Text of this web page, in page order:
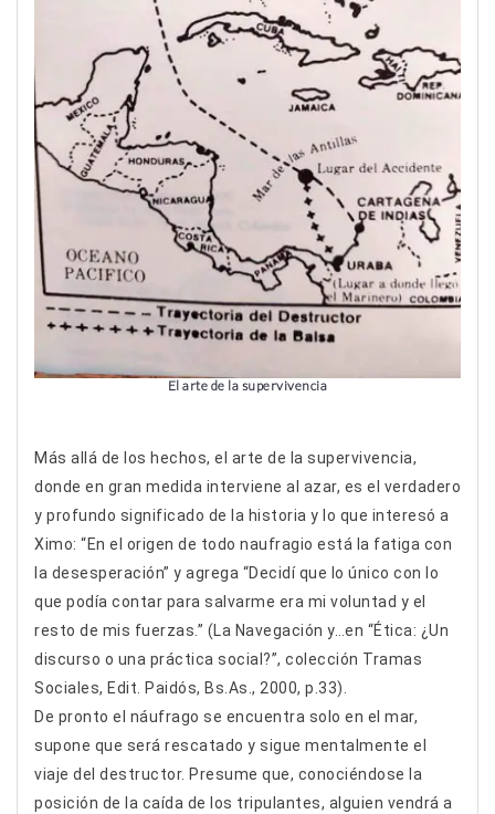
El arte de la supervivencia
Más allá de los hechos, el arte de la supervivencia,
donde en gran medida interviene al azar, es el verdadero
y profundo significado de la historia y lo que interesó a
Ximo: “En el origen de todo naufragio está la fatiga con
la desesperación” y agrega “Decidí que lo único con lo
que podía contar para salvarme era mi voluntad y el
resto de mis fuerzas.” (La Navegación y…en “Ética: ¿Un
discurso o una práctica social?”, colección Tramas
Sociales, Edit. Paidós, Bs.As., 2000, p.33).
De pronto el náufrago se encuentra solo en el mar,
supone que será rescatado y sigue mentalmente el
viaje del destructor. Presume que, conociéndose la
posición de la caída de los tripulantes, alguien vendrá a